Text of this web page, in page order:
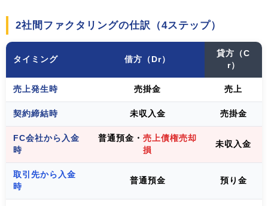
2社間ファクタリングの仕訳（4ステップ）
タイミング 借方（Dr）
貸方（C
r）
売上発生時 売掛金 売上
契約締結時 未収入金 売掛金
FC会社から入金
時
普通預金・ 売上債権売却
損
未収入金
取引先から入金
時
普通預金 預り金